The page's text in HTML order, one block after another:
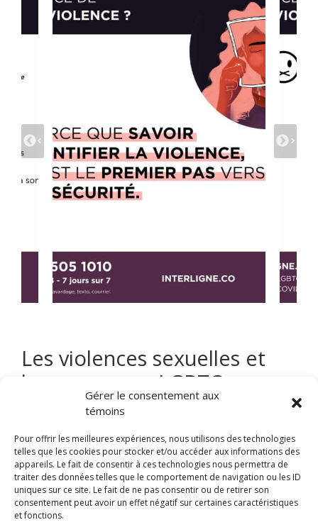
Gérer le consentement aux
témoins
Pour offrir les meilleures expériences, nous utilisons des technologies
telles que les cookies pour stocker et/ou accéder aux informations des
appareils. Le fait de consentir à ces technologies nous permettra de
traiter des données telles que le comportement de navigation ou les ID
uniques sur ce site. Le fait de ne pas consentir ou de retirer son
consentement peut avoir un effet négatif sur certaines caractéristiques
et fonctions.
Les violences sexuelles et
les personnes LGBTQ+
Cliquez pour accepter les cookies
marketing et activer ce contenu